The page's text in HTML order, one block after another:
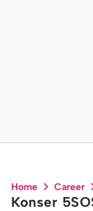
Home Career
Konser